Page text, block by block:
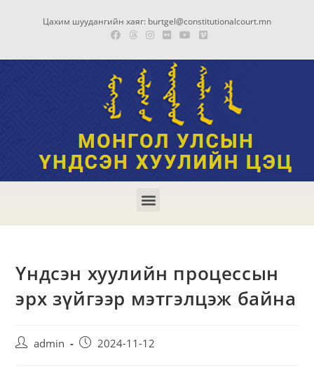
Цахим шуудангийн хаяг: burtgel@constitutionalcourt.mn
Үндсэн хуулийн процессын
эрх зүйгээр мэтгэлцэж байна
admin 2024-11-12